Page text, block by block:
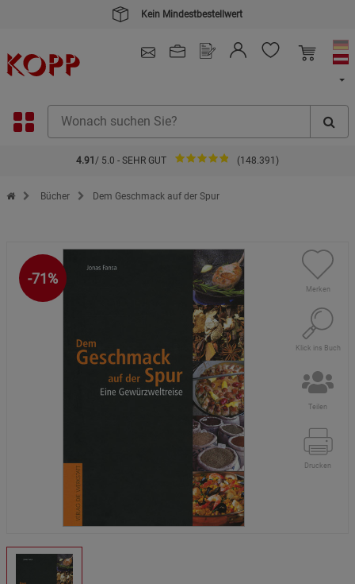
Kein Mindestbestellwert
4.91 / 5.0 - SEHR GUT (148.391)
Zur Startseite des Kopp Verlag Online-Shop
Bücher Dem Geschmack auf der Spur
-71%
Merken
Klick ins Buch
Teilen
Drucken